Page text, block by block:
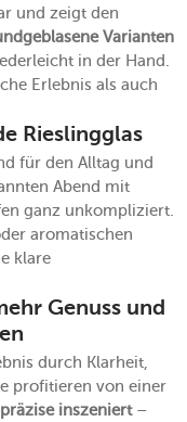
und zeigt den
Varianten
in der Hand.
Erlebnis als auch
Rieslingglas
für den Alltag und
Abend mit
ganz unkompliziert.
aromatischen
klare
Genuss und
durch Klarheit,
profitieren von einer
inszeniert–